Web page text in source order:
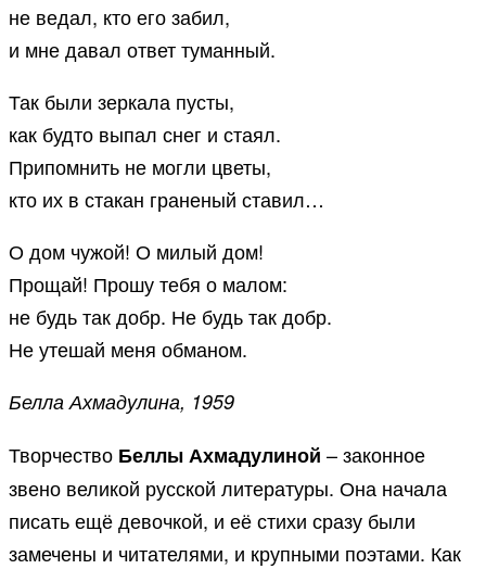
не ведал, кто его забил,
и мне давал ответ туманный.
Так были зеркала пусты,
как будто выпал снег и стаял.
Припомнить не могли цветы,
кто их в стакан граненый ставил…
О дом чужой! О милый дом!
Прощай! Прошу тебя о малом:
не будь так добр. Не будь так добр.
Не утешай меня обманом.
Белла Ахмадулина, 1959
Творчество Беллы Ахмадулиной – законное
звено великой русской литературы. Она начала
писать ещё девочкой, и её стихи сразу были
замечены и читателями, и крупными поэтами. Как